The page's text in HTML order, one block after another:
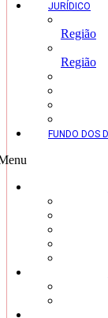
JURÍDICO
Região
Região
FUNDO DOS